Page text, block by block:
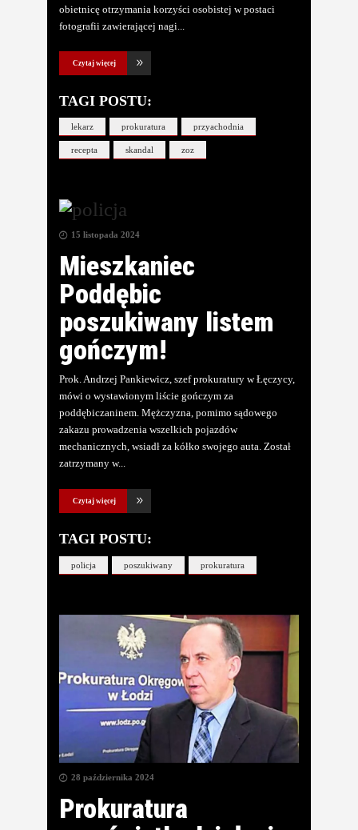
obietnicę otrzymania korzyści osobistej w postaci
fotografii zawierającej nagi
Czytaj więcej
TAGI POSTU:
lekarz prokuratura przyachodnia
recepta skandal zoz
15 listopada 2024
Mieszkaniec
Poddębic
poszukiwany listem
gończym!
Prok. Andrzej Pankiewicz, szef prokuratury w Łęczycy,
mówi o wystawionym liście gończym za
poddębiczaninem. Mężczyzna, pomimo sądowego
zakazu prowadzenia wszelkich pojazdów
mechanicznych, wsiadł za kółko swojego auta. Został
zatrzymany w
Czytaj więcej
TAGI POSTU:
policja poszukiwany prokuratura
28 października 2024
Prokuratura